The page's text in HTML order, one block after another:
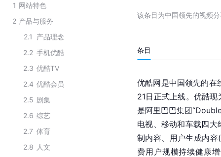
1 网站特色
2 产品与服务
2.1
产品理念
2.2 手机优酷
2.3 优酷TV
2.4 优酷会员
2.5 剧集
2.6 综艺
2.7 体育
2.8 人文
该条目为中国领先的视频
条目
优酷网是中国领先的在
21日正式上线。优酷现
是阿里巴巴集团
电视、移动和车载四
制内容、用户生成内
费用户规模持续健康